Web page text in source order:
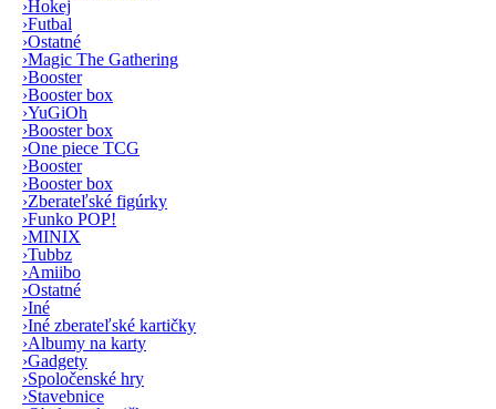
›Hokej
›Futbal
›Ostatné
›Magic The Gathering
›Booster
›Booster box
›YuGiOh
›Booster box
›One piece TCG
›Booster
›Booster box
›Zberateľské figúrky
›Funko POP!
›MINIX
›Tubbz
›Amiibo
›Ostatné
›Iné
›Iné zberateľské kartičky
›Albumy na karty
›Gadgety
›Spoločenské hry
›Stavebnice